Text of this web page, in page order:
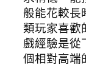
般能花較長
類玩家喜歡
戲經驗是從
個相對高端